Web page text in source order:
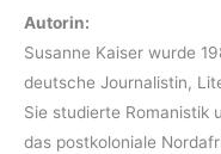
Autorin:
Susanne Kaiser wurde
deutsche Journalistin,
Sie studierte Romanistik
das postkoloniale